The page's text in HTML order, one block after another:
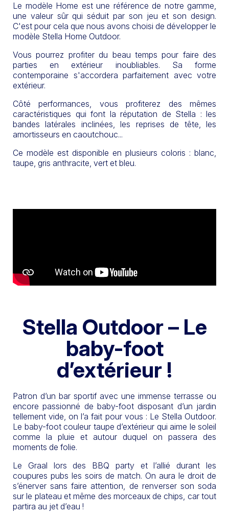
Le modèle Home est une référence de notre gamme,
une valeur sûr qui séduit par son jeu et son design.
C'est pour cela que nous avons choisi de développer le
modèle Stella Home Outdoor.
Vous pourrez profiter du beau temps pour faire des
parties en extérieur inoubliables. Sa forme
contemporaine s'accordera parfaitement avec votre
extérieur.
Côté performances, vous profiterez des mêmes
caractéristiques qui font la réputation de Stella : les
bandes latérales inclinées, les reprises de tête, les
amortisseurs en caoutchouc...
Ce modèle est disponible en plusieurs coloris : blanc,
taupe, gris anthracite, vert et bleu.
Stella Outdoor – Le
baby-foot
d’extérieur !
Patron d’un bar sportif avec une immense terrasse ou
encore passionné de baby-foot disposant d’un jardin
tellement vide, on l’a fait pour vous : Le Stella Outdoor.
Le baby-foot couleur taupe d’extérieur qui aime le soleil
comme la pluie et autour duquel on passera des
moments de folie.
Le Graal lors des BBQ party et l’allié durant les
coupures pubs les soirs de match. On aura le droit de
s’énerver sans faire attention, de renverser son soda
sur le plateau et même des morceaux de chips, car tout
partira au jet d’eau !